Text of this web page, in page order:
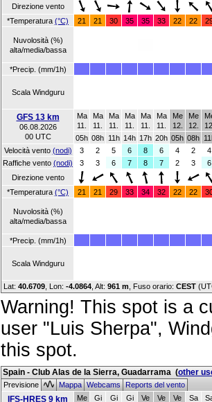
Direzione vento
*Temperatura (°C) 21 21 30 35 35 33 22 22
Nuvolosità (%)
alta/media/bassa
*Precip. (mm/1h)
Scala Windguru
GFS 13 km
06.08.2026
00 UTC
Ma
11.
Ma
11.
Ma
11.
Ma
11.
Ma
11.
Ma
11.
Me
12.
Me
12.
05h 08h 11h 14h 17h 20h 05h 08h
Velocità vento (nodi) 3 2 5 6 8 6 4 2
4
Raffiche vento (nodi) 3 3 6 7 8 7 2 3
6
Direzione vento
*Temperatura (°C) 21 21 29 33 34 32 22 22
Nuvolosità (%)
alta/media/bassa
*Precip. (mm/1h)
Scala Windguru
Lat: 40.6709 , Lon: -4.0864 Alt: 961 m , Fuso orario: CEST
Warning! This spot is a
user "Luis Sherpa",
this spot.
Spain - Club Alas de la Sierra, Guadarrama (other
Previsione MappaWebcamsReports del vento
IFS-HRES 9 km
Me
Gi
Gi
Gi
Ve
Ve
Ve
Sa